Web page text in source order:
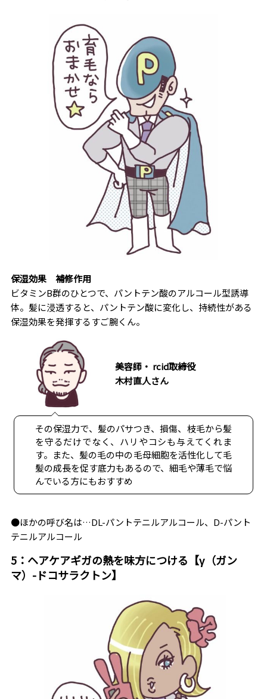
保湿効果
補修作用
ビタミンB群のひとつで、パントテン酸のアルコール型誘導
体。髪に浸透すると、パントテン酸に変化し、持続性がある
保湿効果を発揮するすご腕くん。
美容師・ rcid取締役
木村直人さん
その保湿力で、髪のパサつき、損傷、枝毛から髪
を守るだけでなく、ハリやコシも与えてくれま
す。また、髪の毛の中の毛母細胞を活性化して毛
髪の成長を促す底力もあるので、細毛や薄毛で悩
んでいる方にもおすすめ
●ほかの呼び名は…DL-パントテニルアルコール、D-パント
テニルアルコール
5：ヘアケアギガの熱を味方につける【γ（ガン
マ）-ドコサラクトン】